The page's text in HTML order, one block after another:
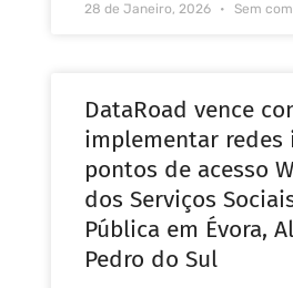
28 de Janeiro, 2026 Sem
DataRoad vence
implementar redes
pontos de acesso
dos Serviços
Pública em Évora,
Pedro do Sul